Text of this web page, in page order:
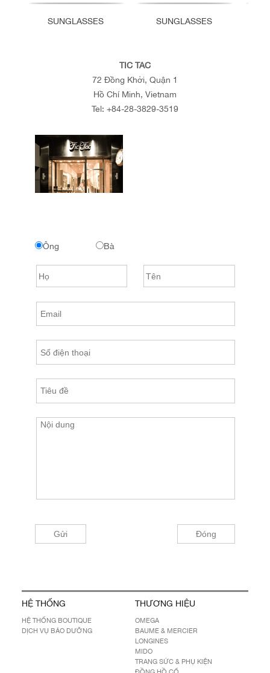
SUNGLASSES SUNGLASSES
TIC TAC
72 Đồng Khởi, Quận 1
Hồ Chí Minh, Vietnam
Tel: +84-28-3829-3519
Ông Bà
HỆ THỐNG
HỆ THỐNG BOUTIQUE
DỊCH VỤ BẢO DƯỠNG
THƯƠNG HIỆU
OMEGA
BAUME & MERCIER
LONGINES
MIDO
TRANG SỨC & PHỤ KIỆN
ĐỒNG HỒ CỔ